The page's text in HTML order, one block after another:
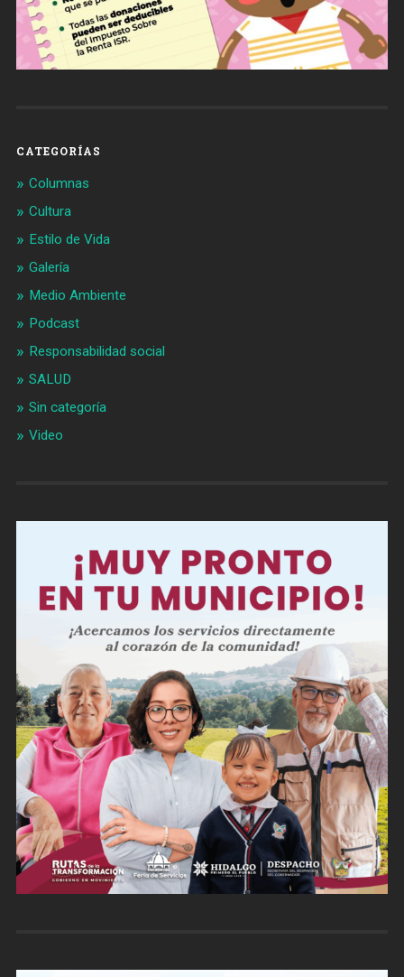
CATEGORÍAS
Columnas
Cultura
Estilo de Vida
Galería
Medio Ambiente
Podcast
Responsabilidad social
SALUD
Sin categoría
Video